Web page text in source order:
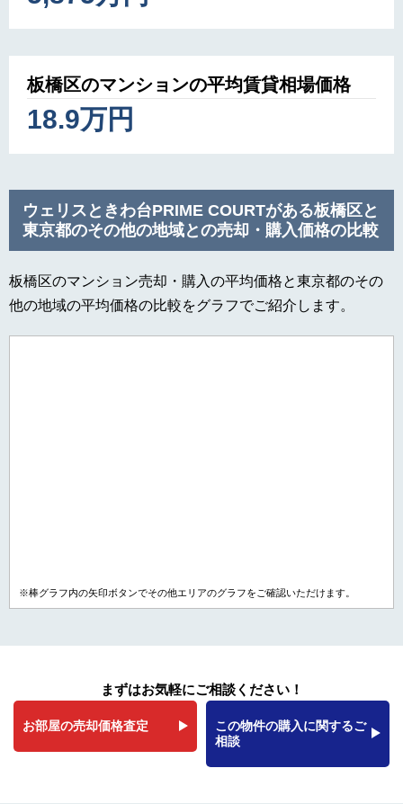
板橋区のマンションの平均賃貸相場価格
18.9万円
ウェリスときわ台PRIME COURTがある板橋区と
東京都のその他の地域との売却・購入価格の比較
板橋区のマンション売却・購入の平均価格と東京都のその
他の地域の平均価格の比較をグラフでご紹介します。
※棒グラフ内の矢印ボタンでその他エリアのグラフをご確認いただけます。
まずはお気軽にご相談ください！
お部屋の売却価格査定
この物件の購入に関するご
相談